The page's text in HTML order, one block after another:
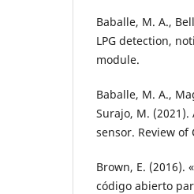
Baballe, M. A.,
LPG detection,
module.
Baballe, M. A.,
Surajo, M.
sensor. Review of
Brown, E. (2016).
código abierto